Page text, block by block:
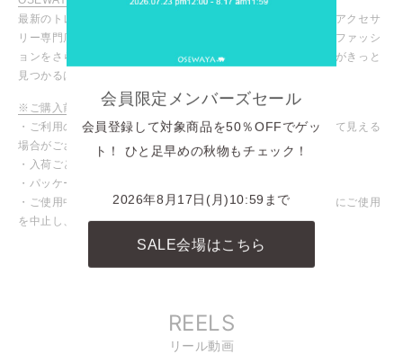
最新のトレンドアイテムからマストなデイリーアイテムまで、アクセサ
リー専門店ならではの豊富な商品ラインナップ！お気に入りのファッシ
ョンをさらに引き立ててくれる、あなたにピッタリのアイテムがきっと
見つかるはず！
※ご購入前に必ずご確認ください
・ご利用のモニターや設定により、実際の商品と色味が異なって見える
場合がございます。
・入荷ごとに色味や仕様が変わる場合がございます。
・パッケージや台紙等が変わる場合がございます。
・ご使用中、皮膚にかゆみや腫れなど異常を感じた場合は直ちにご使用
を中止し、専門医にご相談ください。
INSTAGRAM
REELS
リール動画
会員限定メンバーズセール
会員登録して対象商品を50％OFFでゲッ
ト！ ひと足早めの秋物もチェック！
2026年8月17日(月)10:59まで
SALE会場はこちら